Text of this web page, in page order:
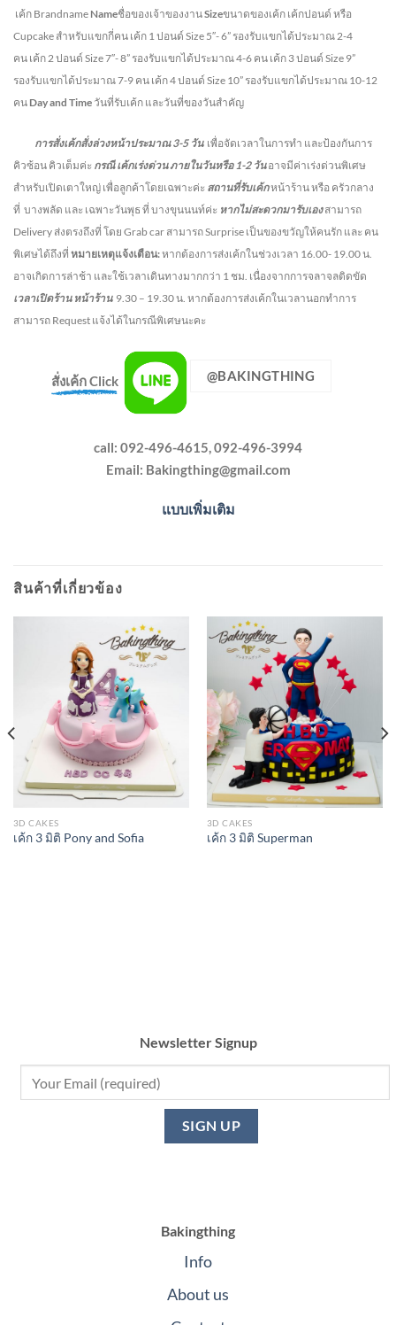
เค้ก Brandname Nameชื่อของเจ้าของงานSizeขนาดของเค้ก เค้กปอนด์ หรือ
Cupcake สำหรับแขกกี่คน เค้ก 1 ปอนด์ Size 5″- 6” รองรับแขกได้ประมาณ 2-4
คน เค้ก 2 ปอนด์ Size 7″- 8” รองรับแขกได้ประมาณ 4-6 คน เค้ก 3 ปอนด์ Size 9”
รองรับแขกได้ประมาณ 7-9 คน เค้ก 4 ปอนด์ Size 10” รองรับแขกได้ประมาณ 10-12
คน Day and Time วันที่รับเค้ก และวันที่ของวันสำคัญ
การสั่งเค้กสั่งล่วงหน้าประมาณ3-5 วัน เพื่อจัดเวลาในการทำ และป้องกันการ
คิวซ้อน คิวเต็มค่ะ กรณี เค้กเร่งด่วนภายในวันหรือ 1-2 วัน อาจมีค่าเร่งด่วนพิเศษ
สำหรับเปิดเตาใหญ่ เพื่อลูกค้าโดยเฉพาะค่ะ สถานที่รับเค้กหน้าร้าน หรือ ครัวกลาง
ที่ บางพลัด และ เฉพาะวันพุธ ที่ บางขุนนนท์ค่ะ หากไม่สะดวกมารับเองสามารถ
Delivery ส่งตรงถึงที่ โดย Grab car สามารถ Surprise เป็นของขวัญให้คนรัก และ คน
พิเศษได้ถึงที่ หมายเหตุแจ้งเตือน:หากต้องการส่งเค้กในช่วงเวลา 16.00- 19.00 น.
อาจเกิดการล่าช้า และใช้เวลาเดินทางมากกว่า 1 ชม. เนื่องจากการจลาจลติดขัด
เวลาเปิดร้าน หน้าร้าน 9.30 – 19.30 น. หากต้องการส่งเค้กในเวลานอกทำการ
สามารถ Request แจ้งได้ในกรณีพิเศษนะคะ
สั่งเค้ก Click @BAKINGTHING
call: 092-496-4615, 092-496-3994
Email: Bakingthing@gmail.com
แบบเพิ่มเติม
สินค้าที่เกี่ยวข้อง
3D CAKES
เค้ก 3 มิติ Pony and Sofia
3D CAKES
เค้ก 3 มิติ Superman
Newsletter Signup
Bakingthing
Info
About us